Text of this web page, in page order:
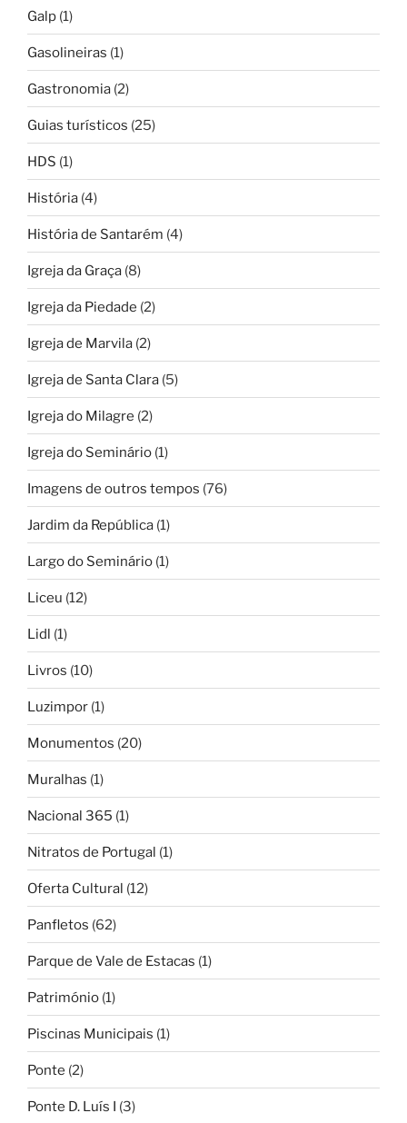
Galp (1)
Gasolineiras (1)
Gastronomia (2)
Guias turísticos (25)
HDS (1)
História (4)
História de Santarém (4)
Igreja da Graça (8)
Igreja da Piedade (2)
Igreja de Marvila (2)
Igreja de Santa Clara (5)
Igreja do Milagre (2)
Igreja do Seminário (1)
Imagens de outros tempos (76)
Jardim da República (1)
Largo do Seminário (1)
Liceu (12)
Lidl (1)
Livros (10)
Luzimpor (1)
Monumentos (20)
Muralhas (1)
Nacional 365 (1)
Nitratos de Portugal (1)
Oferta Cultural (12)
Panfletos (62)
Parque de Vale de Estacas (1)
Património (1)
Piscinas Municipais (1)
Ponte (2)
Ponte D. Luís I (3)